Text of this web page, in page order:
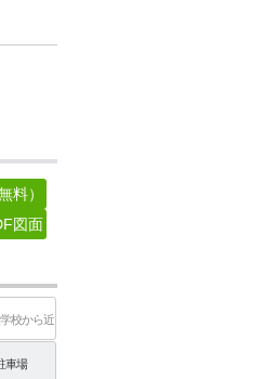
料）
図面
校から近
い
車場